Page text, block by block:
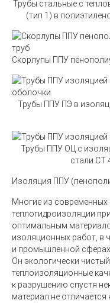
Трубы стальные с
(тип 1) в
Скорлупы ППУ
Трубы ППУ ПЭ в
Трубы ППУ ОЦ с
стали СТ
Изоляция ППУ (
Многие из современных
теплогидроизоляции
оптимальным
изоляционных работ, в
и промышленной
Он экологически
теплоизоляционные
к разрушению спустя
материал не отличается